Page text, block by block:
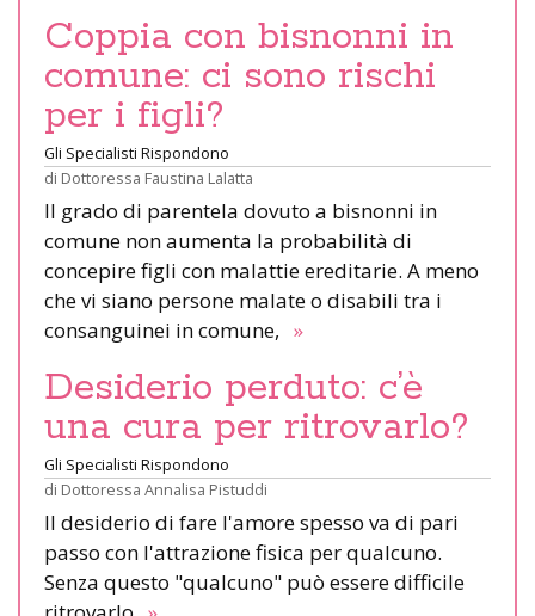
Coppia con bisnonni in
comune: ci sono rischi
per i figli?
Gli Specialisti Rispondono
di Dottoressa Faustina Lalatta
Il grado di parentela dovuto a bisnonni in
comune non aumenta la probabilità di
concepire figli con malattie ereditarie. A meno
che vi siano persone malate o disabili tra i
consanguinei in comune, »
Desiderio perduto: c’è
una cura per ritrovarlo?
Gli Specialisti Rispondono
di Dottoressa Annalisa Pistuddi
Il desiderio di fare l'amore spesso va di pari
passo con l'attrazione fisica per qualcuno.
Senza questo "qualcuno" può essere difficile